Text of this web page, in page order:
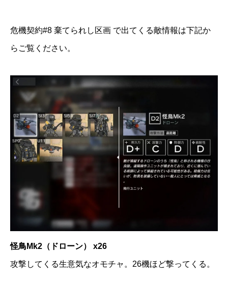
危機契約#8 棄てられし区画 で出てくる敵情報は下記か
らご覧ください。
怪鳥Mk2（ドローン） x26
攻撃してくる生意気なオモチャ。26機ほど撃ってくる。